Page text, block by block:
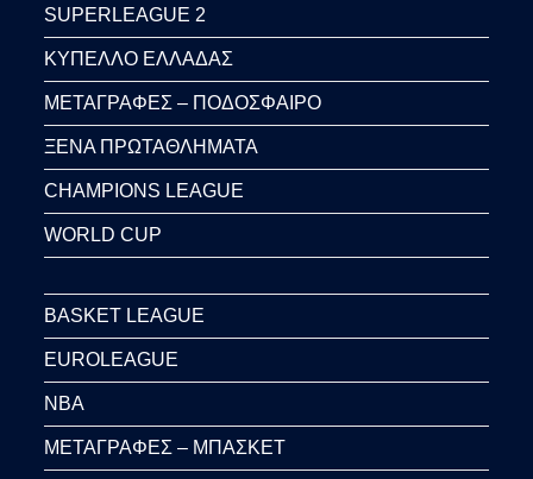
SUPERLEAGUE 2
ΚΥΠΕΛΛΟ ΕΛΛΑΔΑΣ
ΜΕΤΑΓΡΑΦΕΣ – ΠΟΔΟΣΦΑΙΡΟ
ΞΕΝΑ ΠΡΩΤΑΘΛΗΜΑΤΑ
CHAMPIONS LEAGUE
WORLD CUP
BASKET LEAGUE
EUROLEAGUE
NBA
ΜΕΤΑΓΡΑΦΕΣ – ΜΠΑΣΚΕΤ